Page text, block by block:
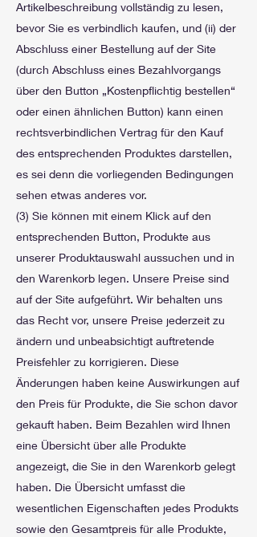
Artikelbeschreibung vollständig zu lesen,
bevor Sie es verbindlich kaufen, und (ii) der
Abschluss einer Bestellung auf der Site
(durch Abschluss eines Bezahlvorgangs
über den Button „Kostenpflichtig bestellen“
oder einen ähnlichen Button) kann einen
rechtsverbindlichen Vertrag für den Kauf
des entsprechenden Produktes darstellen,
es sei denn die vorliegenden Bedingungen
sehen etwas anderes vor.
(3) Sie können mit einem Klick auf den
entsprechenden Button, Produkte aus
unserer Produktauswahl aussuchen und in
den Warenkorb legen. Unsere Preise sind
auf der Site aufgeführt. Wir behalten uns
das Recht vor, unsere Preise jederzeit zu
ändern und unbeabsichtigt auftretende
Preisfehler zu korrigieren. Diese
Änderungen haben keine Auswirkungen auf
den Preis für Produkte, die Sie schon davor
gekauft haben. Beim Bezahlen wird Ihnen
eine Übersicht über alle Produkte
angezeigt, die Sie in den Warenkorb gelegt
haben. Die Übersicht umfasst die
wesentlichen Eigenschaften jedes Produkts
sowie den Gesamtpreis für alle Produkte,